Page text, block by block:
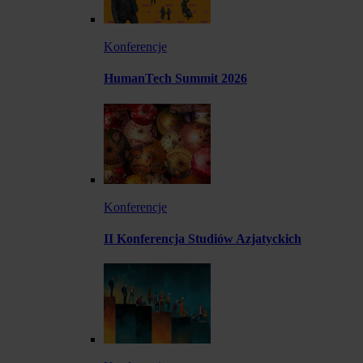
Konferencje
HumanTech Summit 2026
Konferencje
II Konferencja Studiów Azjatyckich